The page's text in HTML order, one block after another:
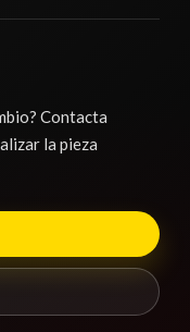
shopping_cart
IZQUIERDO
Contacta
la pieza